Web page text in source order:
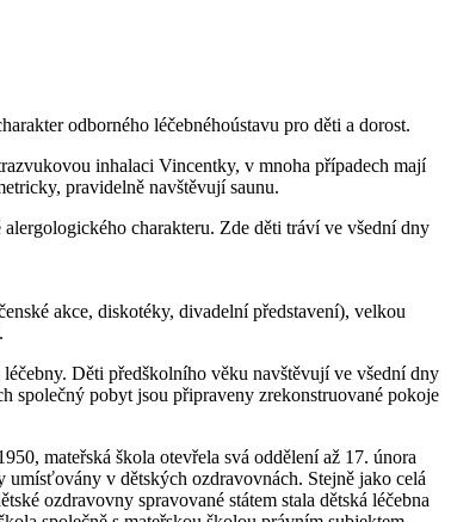
odborného léčebnéhoústavu pro děti a dorost.
inhalaci Vincentky, v mnoha případech mají
pravidelně navštěvují saunu.
charakteru. Zde děti tráví ve všední dny
akce, diskotéky, divadelní představení), velkou
Děti předškolního věku navštěvují ve všední dny
společný pobyt jsou připraveny zrekonstruované pokoje
mateřská škola otevřela svá oddělení až 17. února
v dětských ozdravovnách. Stejně jako celá
ozdravovny spravované státem stala dětská léčebna